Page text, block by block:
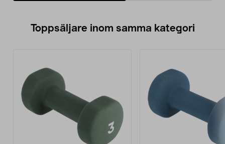
Toppsäljare inom samma kategori